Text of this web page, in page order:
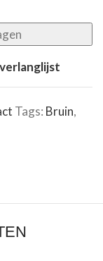
Tags: Bruin,